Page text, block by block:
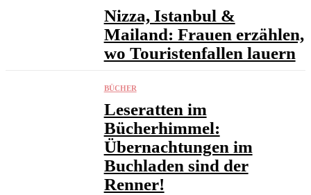
Nizza, Istanbul &
Mailand: Frauen erzählen,
wo Touristenfallen lauern
BÜCHER
Leseratten im
Bücherhimmel:
Übernachtungen im
Buchladen sind der
Renner!